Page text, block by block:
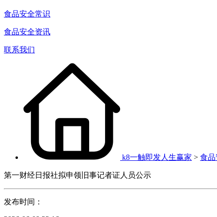
食品安全常识
食品安全资讯
联系我们
k8一触即发人生赢家 > 食
第一财经日报社拟申领旧事记者证人员公示
发布时间：